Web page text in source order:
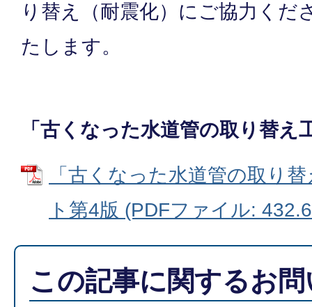
り替え（耐震化）にご協力くだ
たします。
「古くなった水道管の取り替え
「古くなった水道管の取り
ト第4版 (PDFファイル:
この記事に関するお